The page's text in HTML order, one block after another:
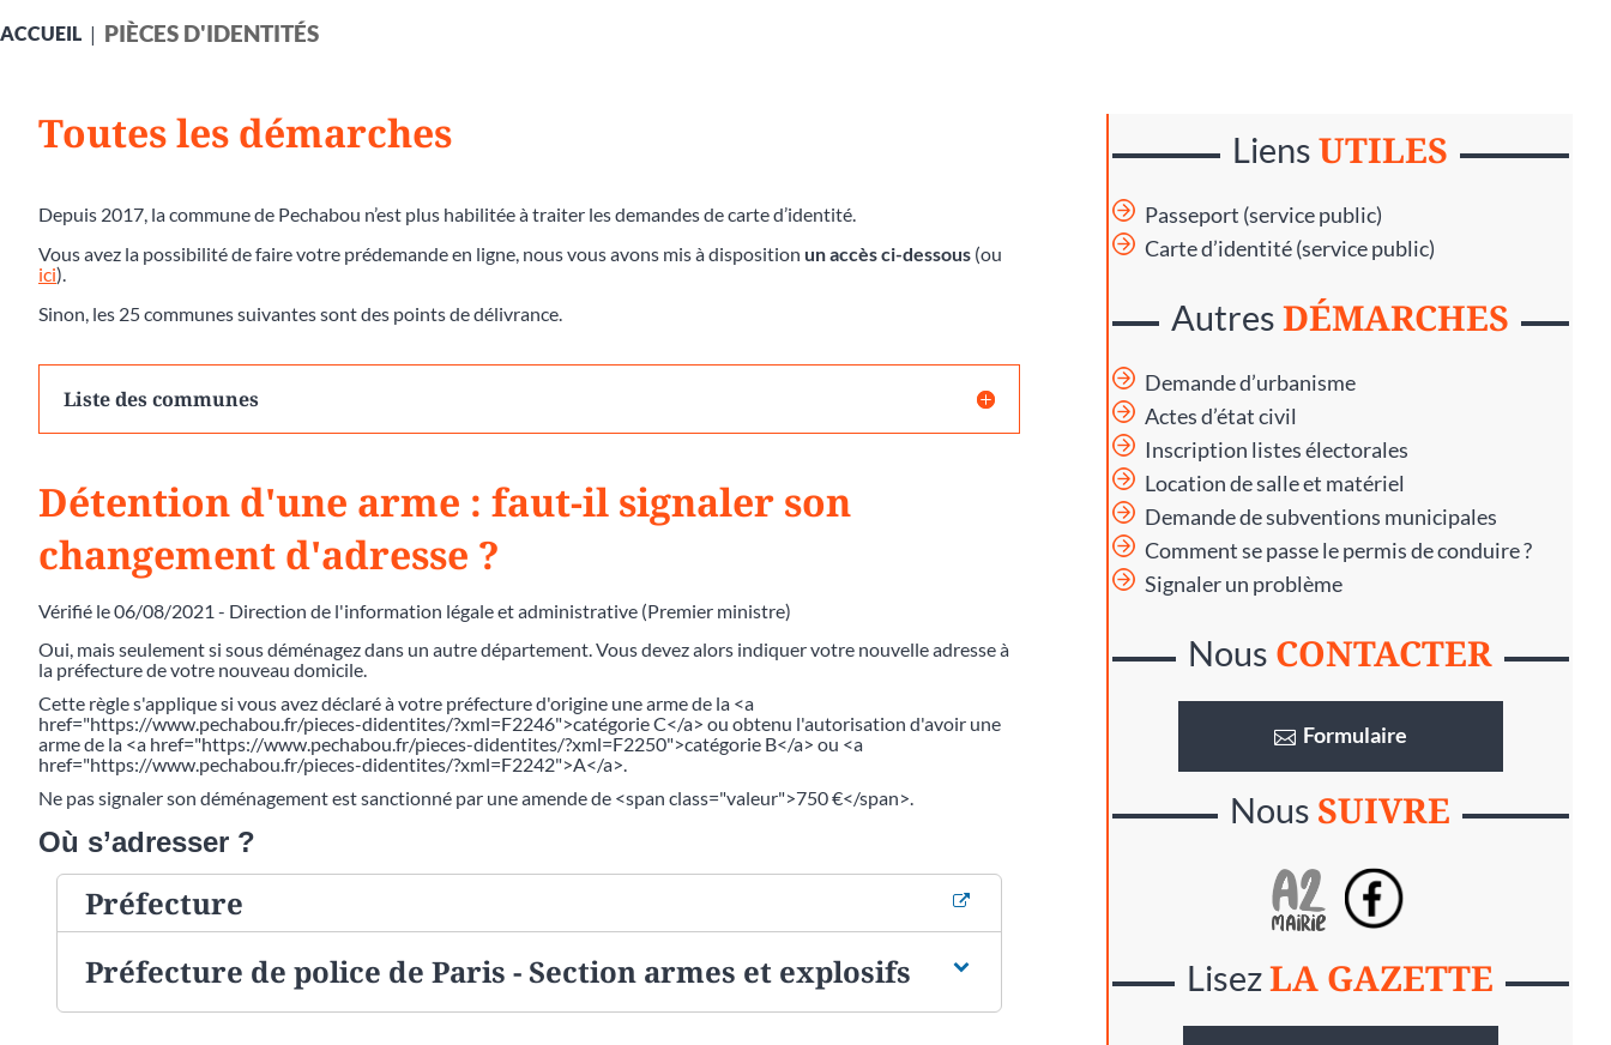
ACCUEIL PIÈCES D'IDENTITÉS
Toutes les démarches
Depuis 2017, la commune de Pechabou n’est plus habilitée à traiter les demandes de carte d’identité.
Vous avez la possibilité de faire votre prédemande en ligne, nous vous avons mis à disposition un accès ci-dessous (ou
ici).
Sinon, les 25 communes suivantes sont des points de délivrance.
Liste des communes
Détention d'une arme : faut-il signaler son
changement d'adresse ?
Vérifié le 06/08/2021 - Direction de l'information légale et administrative (Premier ministre)
Oui, mais seulement si sous déménagez dans un autre département. Vous devez alors indiquer votre nouvelle adresse à
la préfecture de votre nouveau domicile.
Cette règle s'applique si vous avez déclaré à votre préfecture d'origine une arme de la <a
href="https://www.pechabou.fr/pieces-didentites/?xml=F2246">catégorie C</a> ou obtenu l'autorisation d'avoir une
arme de la <a href="https://www.pechabou.fr/pieces-didentites/?xml=F2250">catégorie B</a> ou <a
href="https://www.pechabou.fr/pieces-didentites/?xml=F2242">A</a>.
Ne pas signaler son déménagement est sanctionné par une amende de <span class="valeur">750 €</span>.
Où s’adresser ?
Préfecture
Préfecture de police de Paris - Section armes et explosifs
LiensUTILES
Passeport (service public)
Carte d’identité (service public)
AutresDÉMARCHES
Demande d’urbanisme
Actes d’état civil
Inscription listes électorales
Location de salle et matériel
Demande de subventions municipales
Comment se passe le permis de conduire ?
Signaler un problème
Nous CONTACTER
Formulaire
Nous SUIVRE
LisezLA GAZETTE